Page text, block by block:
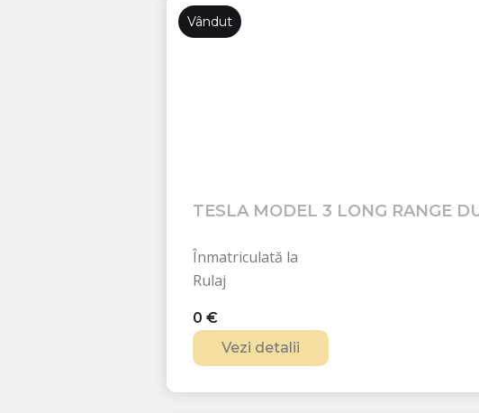
Vândut
TESLA MODEL 3 LONG RANGE
Înmatriculată la
Rulaj
0 €
Vezi detalii